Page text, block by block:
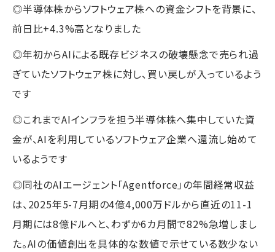
◎半導体株からソフトウェア株への資金シフトを背景に、
前日比+4.3%高となりました
◎年初からAIによる既存ビジネスの破壊懸念で売られ過
ぎていたソフトウェア株に対し、買い戻しが入っているよう
です
◎これまでAIインフラを担う半導体株へ集中していた資
金が、AIを利用しているソフトウェア企業へ還流し始めて
いるようです
◎同社のAIエージェント「Agentforce」の年間経常収益
は、2025年5-7月期の4億4,000万ドルから直近の11-1
月期には8億ドルへと、わずか6カ月間で82%急増しまし
た。AIの価値創出を具体的な数値で示せている数少ない